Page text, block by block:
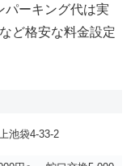
パーキング代は実
ど格安な料金設定
池袋4-33-2